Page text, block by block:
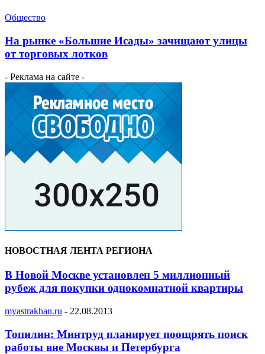
Общество
На рынке «Большие Исады» зачищают улицы
от торговых лотков
- Реклама на сайте -
НОВОСТНАЯ ЛЕНТА РЕГИОНА
В Новой Москве установлен 5 миллионный
рубеж для покупки однокомнатной квартиры
myastrakhan.ru - 22.08.2013
Топилин: Минтруд планирует поощрять поиск
работы вне Москвы и Петербурга